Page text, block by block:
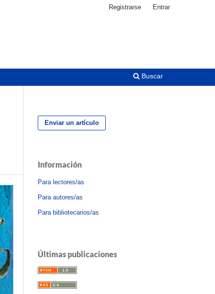
Buscar
Registrarse Entrar
Enviar un artículo
Información
Para lectores/as
Para autores/as
Para bibliotecarios/as
Últimas publicaciones